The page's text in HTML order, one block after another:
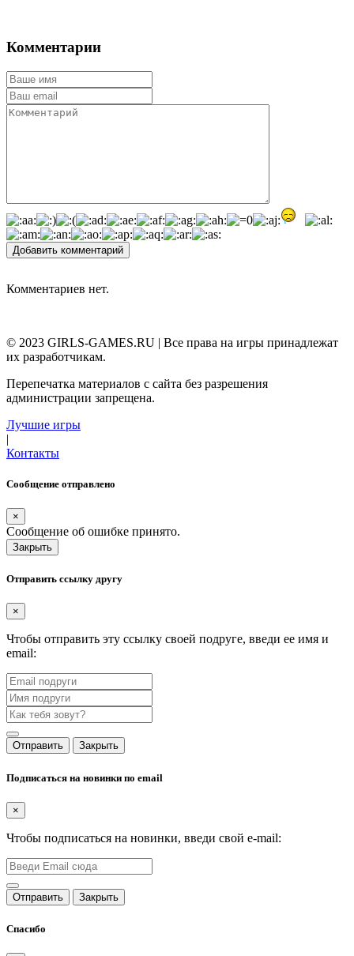
Комментарии
Добавить комментарий
Комментариев нет.
© 2023 GIRLS-GAMES.RU | Все права на игры принадлежат
их разработчикам.
Перепечатка материалов с сайта без разрешения
администрации запрещена.
Лучшие игры
|
Контакты
Сообщение отправлено
×
Сообщение об ошибке принято.
Закрыть
Отправить ссылку другу
×
Чтобы отправить эту ссылку своей подруге, введи ее имя и
email:
Отправить Закрыть
Подписаться на новинки по email
×
Чтобы подписаться на новинки, введи свой e-mail:
Отправить Закрыть
Спасибо